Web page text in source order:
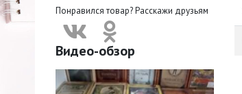
Понравился товар? Расскажи друзьям
Видео-обзор